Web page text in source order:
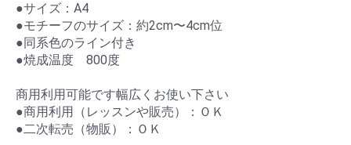
●サイズ：A4
●モチーフのサイズ：約2cm〜4cm位
●同系色のライン付き
●焼成温度 800度
商用利用可能です幅広くお使い下さい
●商用利用（レッスンや販売）：ＯＫ
●二次転売（物販）：ＯＫ